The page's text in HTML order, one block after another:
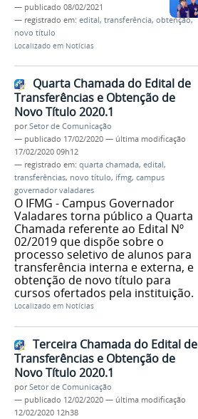
— publicado 08/02/2021
— registrado em: edital, transferência, obtenção,
novo título
Localizado em Notícias
Quarta Chamada do Edital de
Transferências e Obtenção de
Novo Título 2020.1
porSetor de Comunicação
— publicado 17/02/2020 — última modificação
17/02/2020 09h12
— registrado em: quarta chamada, edital,
transferências, novo título, ifmg, campus
governador valadares
O IFMG - Campus Governador
Valadares torna público a Quarta
Chamada referente ao Edital Nº
02/2019 que dispõe sobre o
processo seletivo de alunos para
transferência interna e externa, e
obtenção de novo título para
cursos ofertados pela instituição.
Localizado em Notícias
Terceira Chamada do Edital de
Transferências e Obtenção de
Novo Título 2020.1
porSetor de Comunicação
— publicado 12/02/2020 — última modificação
12/02/2020 12h38